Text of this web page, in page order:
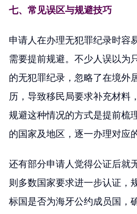
七、常见误区与规避技巧
申请人在办理无犯罪纪录时容
需要提前规避。不少人误以为
的无犯罪纪录，忽略了在境外
历，导致移民局要求补充材料
规避这种情况的方式是提前梳
的国家及地区，逐一办理对应
还有部分申请人觉得公证后就
则多数国家要求进一步认证，
标国是否为海牙公约成员国，